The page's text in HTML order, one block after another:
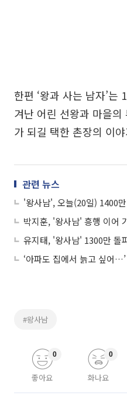
한편 ‘왕과 사는 남자’는
겨난 어린 선왕과 마을의
가 되길 택한 촌장의 이
관련 뉴스
‘아파도 집에서 늙고 싶어
#왕사남
좋아요
0
화나요
0